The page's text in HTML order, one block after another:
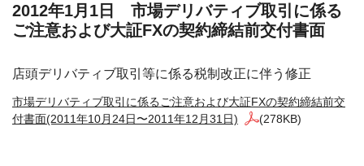
2012年1月1日 市場デリバティブ取引に係る
ご注意および大証FXの契約締結前交付書面
店頭デリバティブ取引等に係る税制改正に伴う修正
市場デリバティブ取引に係るご注意および大証FXの契約締結前交
付書面(2011年10月24日〜2011年12月31日)
(278KB)